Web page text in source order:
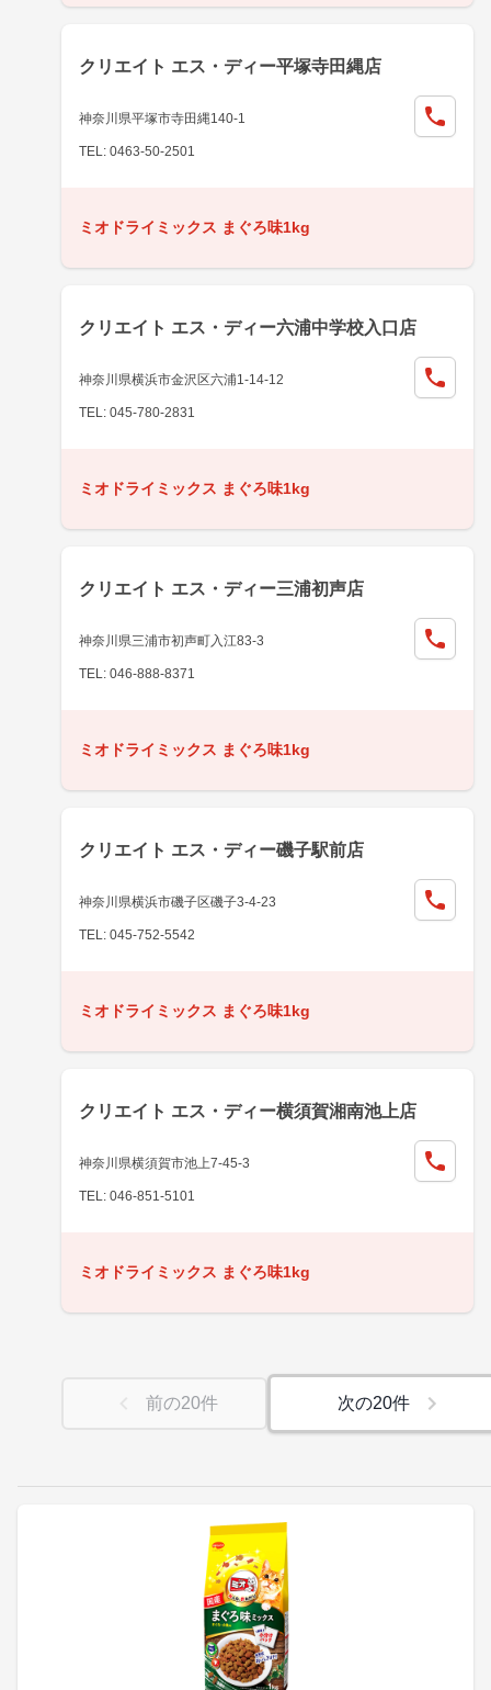
クリエイト エス・ディー平塚寺田縄店
神奈川県平塚市寺田縄140-1
TEL: 0463-50-2501
ミオドライミックス まぐろ味1kg
クリエイト エス・ディー六浦中学校入口店
神奈川県横浜市金沢区六浦1-14-12
TEL: 045-780-2831
ミオドライミックス まぐろ味1kg
クリエイト エス・ディー三浦初声店
神奈川県三浦市初声町入江83-3
TEL: 046-888-8371
ミオドライミックス まぐろ味1kg
クリエイト エス・ディー磯子駅前店
神奈川県横浜市磯子区磯子3-4-23
TEL: 045-752-5542
ミオドライミックス まぐろ味1kg
クリエイト エス・ディー横須賀湘南池上店
神奈川県横須賀市池上7-45-3
TEL: 046-851-5101
ミオドライミックス まぐろ味1kg
前の20件 次の20件